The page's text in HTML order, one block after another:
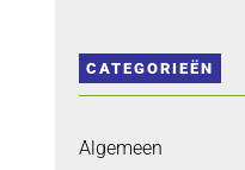
CATEGORIEËN
Algemeen